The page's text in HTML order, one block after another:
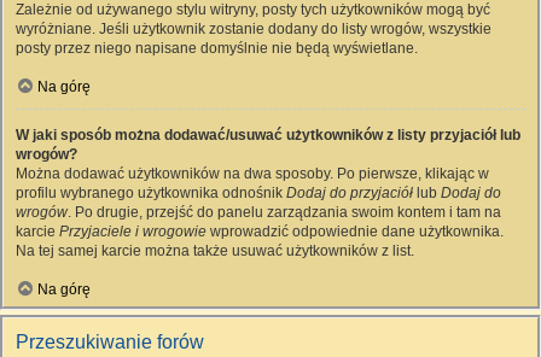
Zależnie od używanego stylu witryny, posty tych użytkowników mogą być
wyróżniane. Jeśli użytkownik zostanie dodany do listy wrogów, wszystkie
posty przez niego napisane domyślnie nie będą wyświetlane.
Na górę
W jaki sposób można dodawać/usuwać użytkowników z listy przyjaciół lub
wrogów?
Można dodawać użytkowników na dwa sposoby. Po pierwsze, klikając w
profilu wybranego użytkownika odnośnik Dodaj do przyjaciół lub Dodaj do
wrogów. Po drugie, przejść do panelu zarządzania swoim kontem i tam na
karcie Przyjaciele i wrogowie wprowadzić odpowiednie dane użytkownika.
Na tej samej karcie można także usuwać użytkowników z list.
Na górę
Przeszukiwanie forów